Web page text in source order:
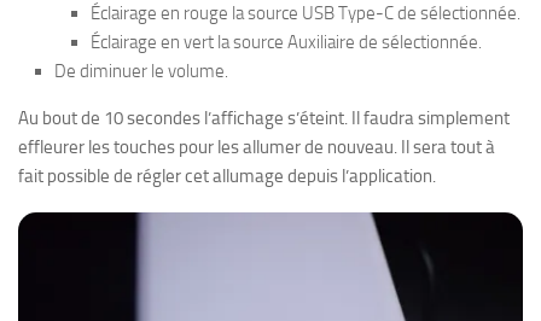
Éclairage en rouge la source USB Type-C de sélectionnée.
Éclairage en vert la source Auxiliaire de sélectionnée.
De diminuer le volume.
Au bout de 10 secondes l’affichage s’éteint. Il faudra simplement
effleurer les touches pour les allumer de nouveau. Il sera tout à
fait possible de régler cet allumage depuis l’application.